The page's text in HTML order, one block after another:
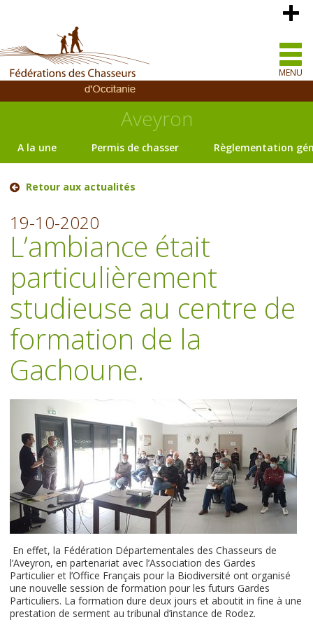
MENU
Aveyron
A la une Permis de chasser Règlementation
Retour aux actualités
19-10-2020
L’ambiance était
particulièrement
studieuse au centre de
formation de la
Gachoune.
En effet, la Fédération Départementales des Chasseurs de
l’Aveyron, en partenariat avec l’Association des Gardes
Particulier et l’Office Français pour la Biodiversité ont organisé
une nouvelle session de formation pour les futurs Gardes
Particuliers. La formation dure deux jours et aboutit in fine à une
prestation de serment au tribunal d’instance de Rodez.